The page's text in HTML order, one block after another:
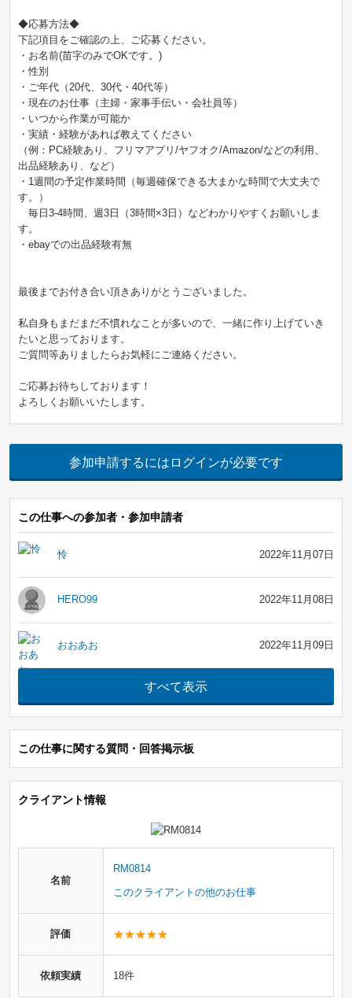
◆応募方法◆
下記項目をご確認の上、ご応募ください。
・お名前(苗字のみでOKです。)
・性別
・ご年代（20代、30代・40代等）
・現在のお仕事（主婦・家事手伝い・会社員等）
・いつから作業が可能か
・実績・経験があれば教えてください
（例：PC経験あり、フリマアプリ/ヤフオク/Amazon/などの利用、
出品経験あり、など）
・1週間の予定作業時間（毎週確保できる大まかな時間で大丈夫で
す。）
毎日3-4時間、週3日（3時間×3日）などわかりやすくお願いしま
す。
・ebayでの出品経験有無
最後までお付き合い頂きありがとうございました。
私自身もまだまだ不慣れなことが多いので、一緒に作り上げていき
たいと思っております。
ご質問等ありましたらお気軽にご連絡ください。
ご応募お待ちしております！
よろしくお願いいたします。
参加申請するにはログインが必要です
この仕事への参加者・参加申請者
怜 2022年11月07日
HERO99 2022年11月08日
おおあお 2022年11月09日
この仕事に関する質問・回答掲示板
クライアント情報
名前
RM0814
このクライアントの他のお仕事
評価
依頼実績 18件